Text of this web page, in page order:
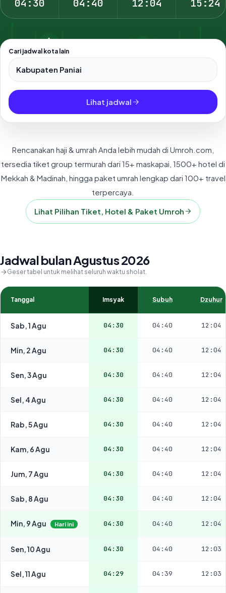
04:30 04:40 12:04 15:24
Cari jadwal kota lain
Pilih salah satu dari 500+ kota dan kabupaten di Indonesia.
Lihat jadwal
Rencanakan haji & umrah Anda lebih mudah di Umroh.com,
tersedia tiket group termurah dari 15+ maskapai, 1500+ hotel di
Mekkah & Madinah, hingga paket umrah lengkap dari 100+ travel
terpercaya.
Lihat Pilihan Tiket, Hotel & Paket Umroh
Jadwal bulan Agustus 2026
Geser tabel untuk melihat seluruh waktu sholat.
Tanggal Imsyak Subuh Dzuhur
Sab, 1 Agu 04:30 04:40 12:04
Min, 2 Agu 04:30 04:40 12:04
Sen, 3 Agu 04:30 04:40 12:04
Sel, 4 Agu 04:30 04:40 12:04
Rab, 5 Agu 04:30 04:40 12:04
Kam, 6 Agu 04:30 04:40 12:04
Jum, 7 Agu 04:30 04:40 12:04
Sab, 8 Agu 04:30 04:40 12:04
Min, 9 Agu Hari ini 04:30 04:40 12:04
Sen, 10 Agu 04:30 04:40 12:03
Sel, 11 Agu 04:29 04:39 12:03